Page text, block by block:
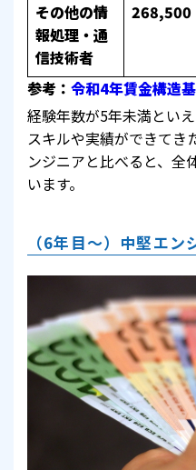
その他の情
報処理・通
信技術者
268,500
参考： 令和4年賃金構造
経験年数が5年未満とい
スキルや実績ができてき
ンジニアと比べると、全
います。
（6年目～）中堅エ